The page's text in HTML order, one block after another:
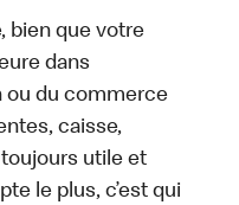
bien que votre
dans
ou du commerce
caisse,
utile et
le plus, c’est qui